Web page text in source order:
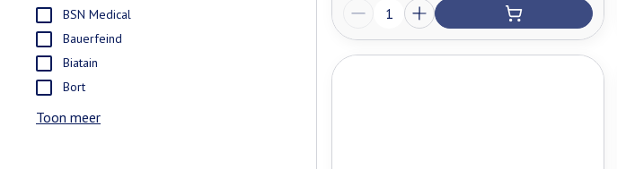
BSN Medical
Bauerfeind
Biatain
Bort
Toon meer